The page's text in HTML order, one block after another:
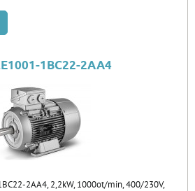
1BC22-2AA4
2AA4, 2,2kW, 1000ot/min, 400/230V,